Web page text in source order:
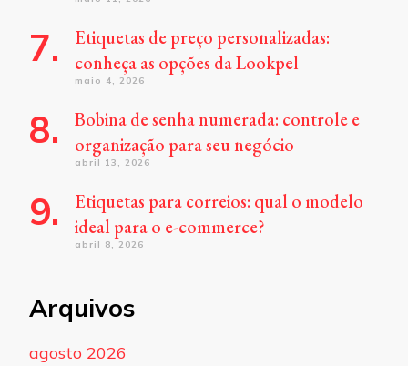
Etiquetas de preço personalizadas:
conheça as opções da Lookpel
maio 4, 2026
Bobina de senha numerada: controle e
organização para seu negócio
abril 13, 2026
Etiquetas para correios: qual o modelo
ideal para o e-commerce?
abril 8, 2026
Arquivos
agosto 2026